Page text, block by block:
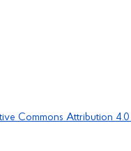
Commons Attribution 4.0